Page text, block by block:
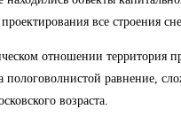
все строения
отношении территория
пологоволнистой равнение,
возраста.